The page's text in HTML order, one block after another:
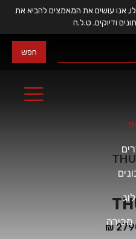
אנו עושים את המאמצים להביא את
ודיוקים. ט.ל.ח
מכירה
₪